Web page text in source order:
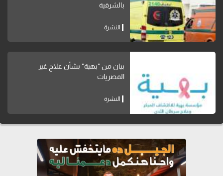
بالشرقية
النشرة
بيان من "بهية" بشأن علاج غير
المصريات
النشرة